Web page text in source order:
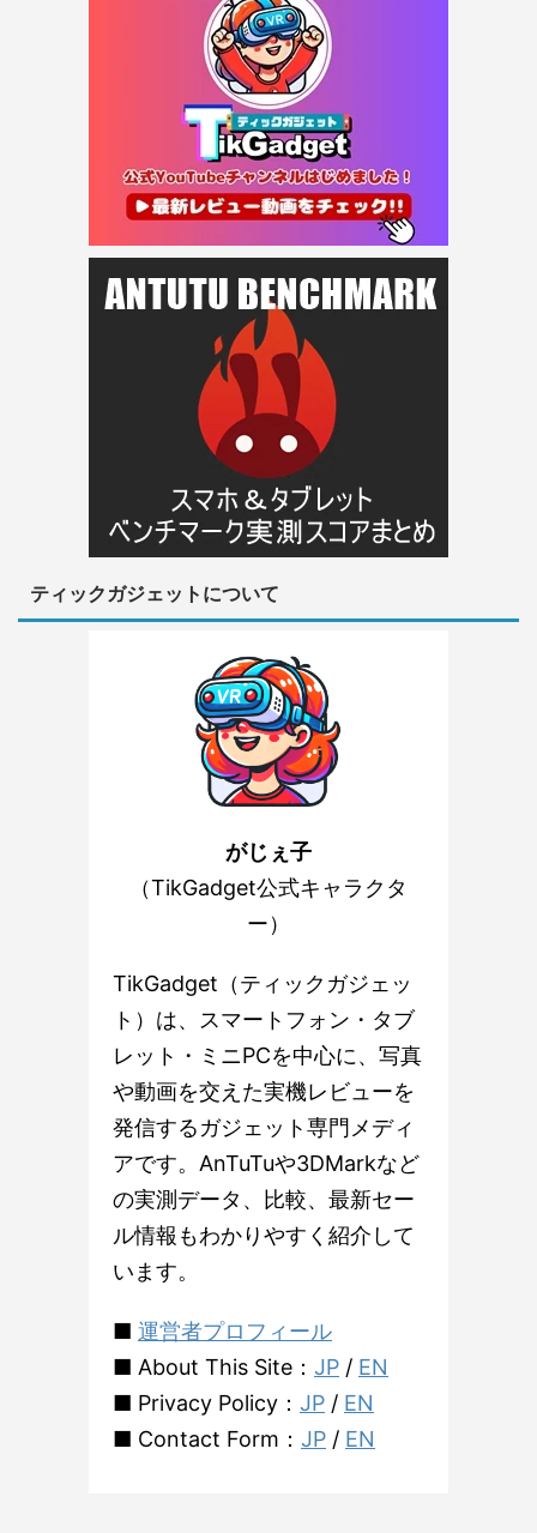
ティックガジェットについて
がじぇ子
（TikGadget公式キャラクタ
ー）
TikGadget（ティックガジェッ
ト）は、スマートフォン・タブ
レット・ミニPCを中心に、写真
や動画を交えた実機レビューを
発信するガジェット専門メディ
アです。AnTuTuや3DMarkなど
の実測データ、比較、最新セー
ル情報もわかりやすく紹介して
います。
■ 運営者プロフィール
■ About This Site： JP / EN
■ Privacy Policy： JP / EN
■ Contact Form： JP / EN